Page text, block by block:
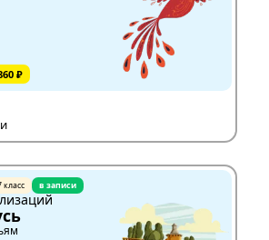
₽
класс в записи